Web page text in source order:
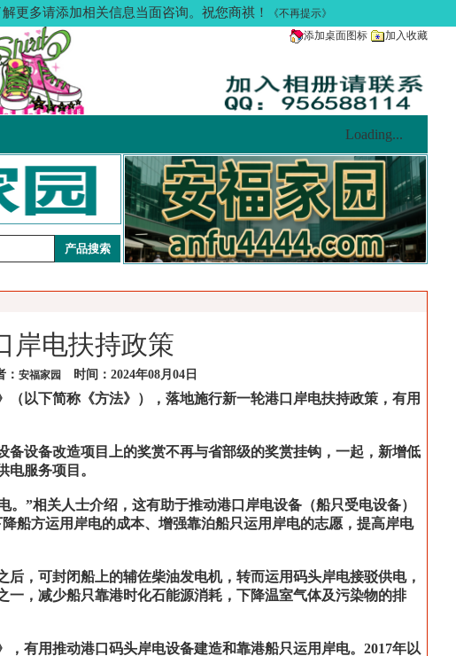
更多请添加相关信息当面咨询。祝您商祺！
《不再提示》
添加桌面图标
加入收藏
Loading...
岸电扶持政策
： 安福家园 时间：2024年08月04日
以下简称《方法》），落地施行新一轮港口岸电扶持政策，有用
备设备改造项目上的奖赏不再与省部级的奖赏挂钩，一起，新增低
服务项目。
”相关人士介绍，这有助于推动港口岸电设备（船只受电设备）
船方运用岸电的成本、增强靠泊船只运用岸电的志愿，提高岸电
，可封闭船上的辅佐柴油发电机，转而运用码头岸电接驳供电，
，减少船只靠港时化石能源消耗，下降温室气体及污染物的排
有用推动港口码头岸电设备建造和靠港船只运用岸电。2017年以